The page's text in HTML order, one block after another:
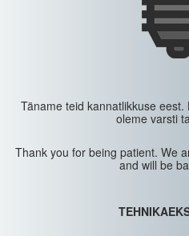
Täname teid kannatlikkuse
oleme varsti
Thank you for being patient. We
and will be